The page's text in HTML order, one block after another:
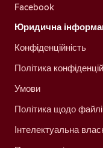
Facebook
Юридична
Конфіденційність
Політика
Умови
Політика щодо
Інтелектуальна